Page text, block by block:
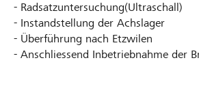
- Radsatzuntersuchung(Ultraschall)
- Instandstellung der Achslager
- Überführung nach Etzwilen
- Anschliessend Inbetriebnahme der